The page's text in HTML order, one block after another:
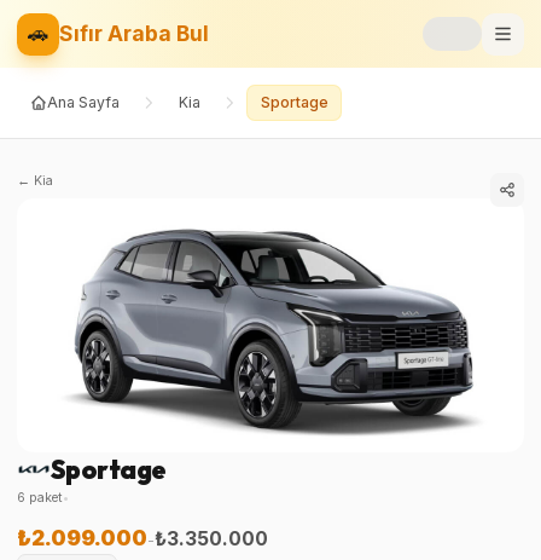
🚗 Sıfır Araba Bul
Markalar
Elektrikli
SUV
Karşılaştır
❤️Favoriler
Ana Sayfa Kia Sportage
← Kia
Sportage
6 paket•
₺2.099.000-₺3.350.000